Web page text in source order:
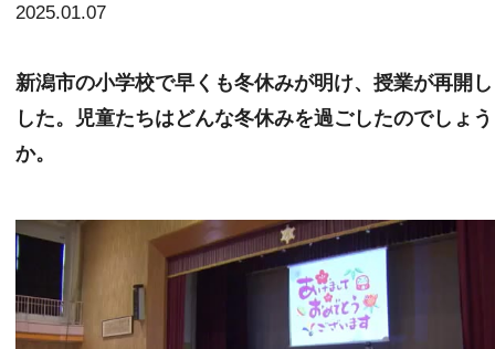
2025.01.07
新潟市の小学校で早くも冬休みが明け、授業が再開
した。児童たちはどんな冬休みを過ごしたのでしょう
か。